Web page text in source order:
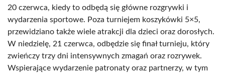
20 czerwca, kiedy to odbędą się główne rozgrywki i
wydarzenia sportowe. Poza turniejem koszykówki 5×5,
przewidziano także wiele atrakcji dla dzieci oraz dorosłych.
W niedzielę, 21 czerwca, odbędzie się finał turnieju, który
zwieńczy trzy dni intensywnych zmagań oraz rozrywek.
Wspierające wydarzenie patronaty oraz partnerzy, w tym